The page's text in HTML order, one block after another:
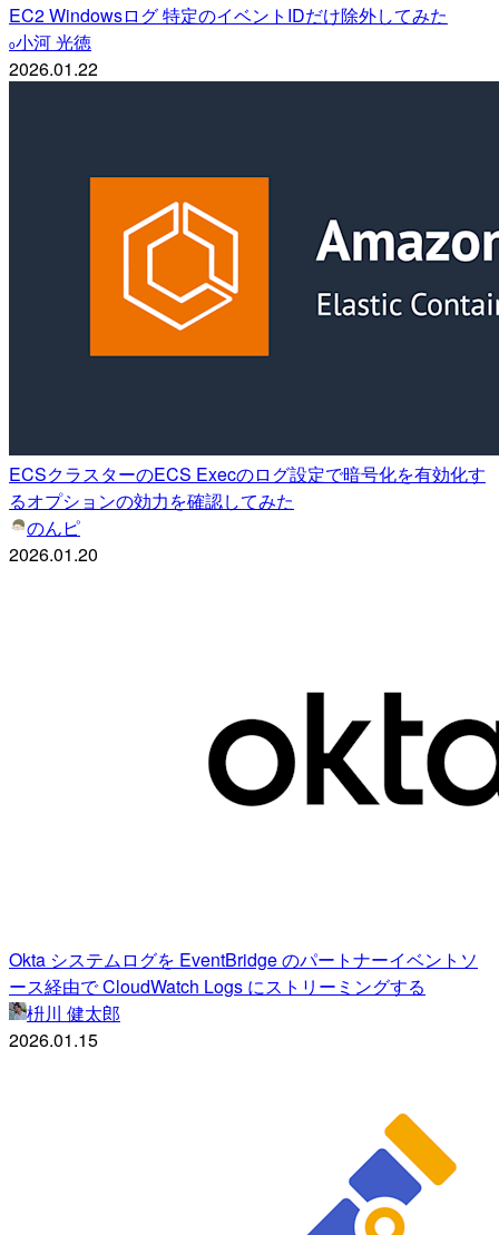
EC2 Windowsログ 特定のイベントIDだけ除外してみた
o小河 光徳
2026.01.22
ECSクラスターのECS Execのログ設定で暗号化を有効化す
るオプションの効力を確認してみた
のんピ
2026.01.20
Okta システムログを EventBridge のパートナーイベントソ
ース経由で CloudWatch Logs にストリーミングする
枡川 健太郎
2026.01.15